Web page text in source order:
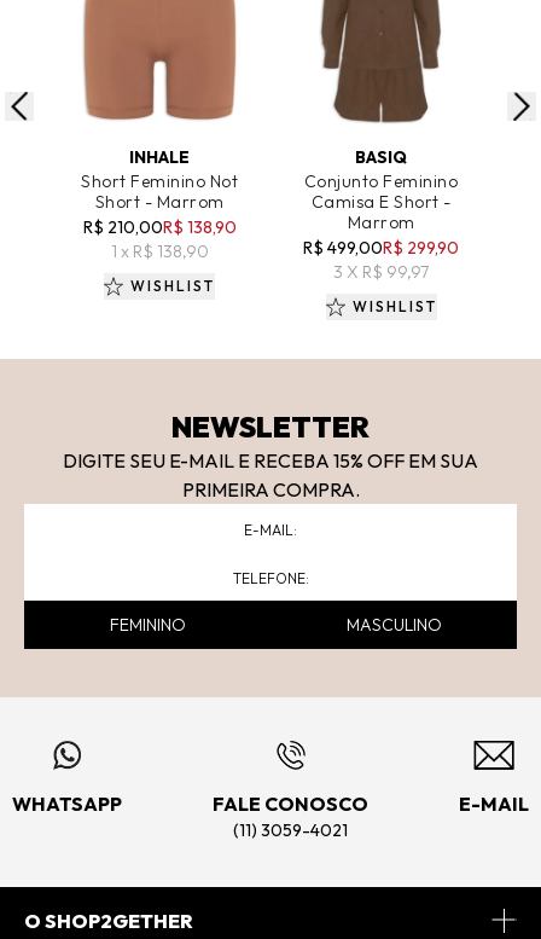
ADICIONAR AO CARRINHO
INHALE
Short Feminino Not
Short - Marrom
R$ 210,00R$ 138,90
1 x R$ 138,90
WISHLIST
ADICIONAR AO CARRINHO
BASIQ
Conjunto Feminino
Camisa E Short -
Marrom
R$ 499,00R$ 299,90
3 X R$ 99,97
WISHLIST
NEWSLETTER
DIGITE SEU E-MAIL E RECEBA 15% OFF EM SUA
PRIMEIRA COMPRA.
FEMININO MASCULINO
WHATSAPP FALE CONOSCO
(11) 3059-4021
E-MAIL
O SHOP2GETHER